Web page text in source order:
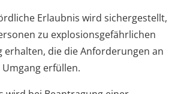
Erlaubnis wird sichergestellt,
zu explosionsgefährlichen
erhalten, die die Anforderungen an
erfüllen.